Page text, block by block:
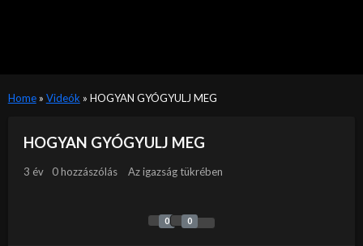
Home» Videók » HOGYAN GYÓGYULJ MEG
HOGYAN GYÓGYULJ MEG
3 év 0 hozzászólás Az igazság tükrében
0 0